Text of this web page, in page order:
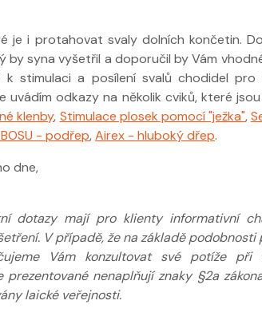
je i protahovat svaly dolních končetin.
syna vyšetřil a doporučil by Vám
stimulaci a posílení svalů chodidel pro
uvádím odkazy na několik cviků, které
klenby, Stimulace plosek pomocí "ježka",
- podřep,Airex - hluboký dřep.
dne,
dotazy mají pro klienty informativní
V případě, že na základě
Vám konzultovat své potíže
prezentované nenaplňují znaky §2a
laické veřejnosti.
FYZIOklinice
FYZIOklinice
Nabídka masáží